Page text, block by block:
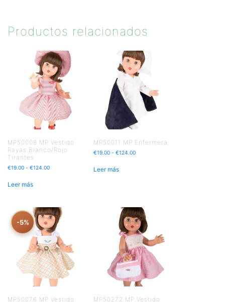
Productos relacionados
MP50008 MP Vestido
Rayas Blanco/Rojo
Tirantes
€19.00 - €124.00
Leer más
MP50011 MP Enfermera
€19.00 - €124.00
Leer más
-5%
MP50076 MP Vestido MP50272 MP Vestido